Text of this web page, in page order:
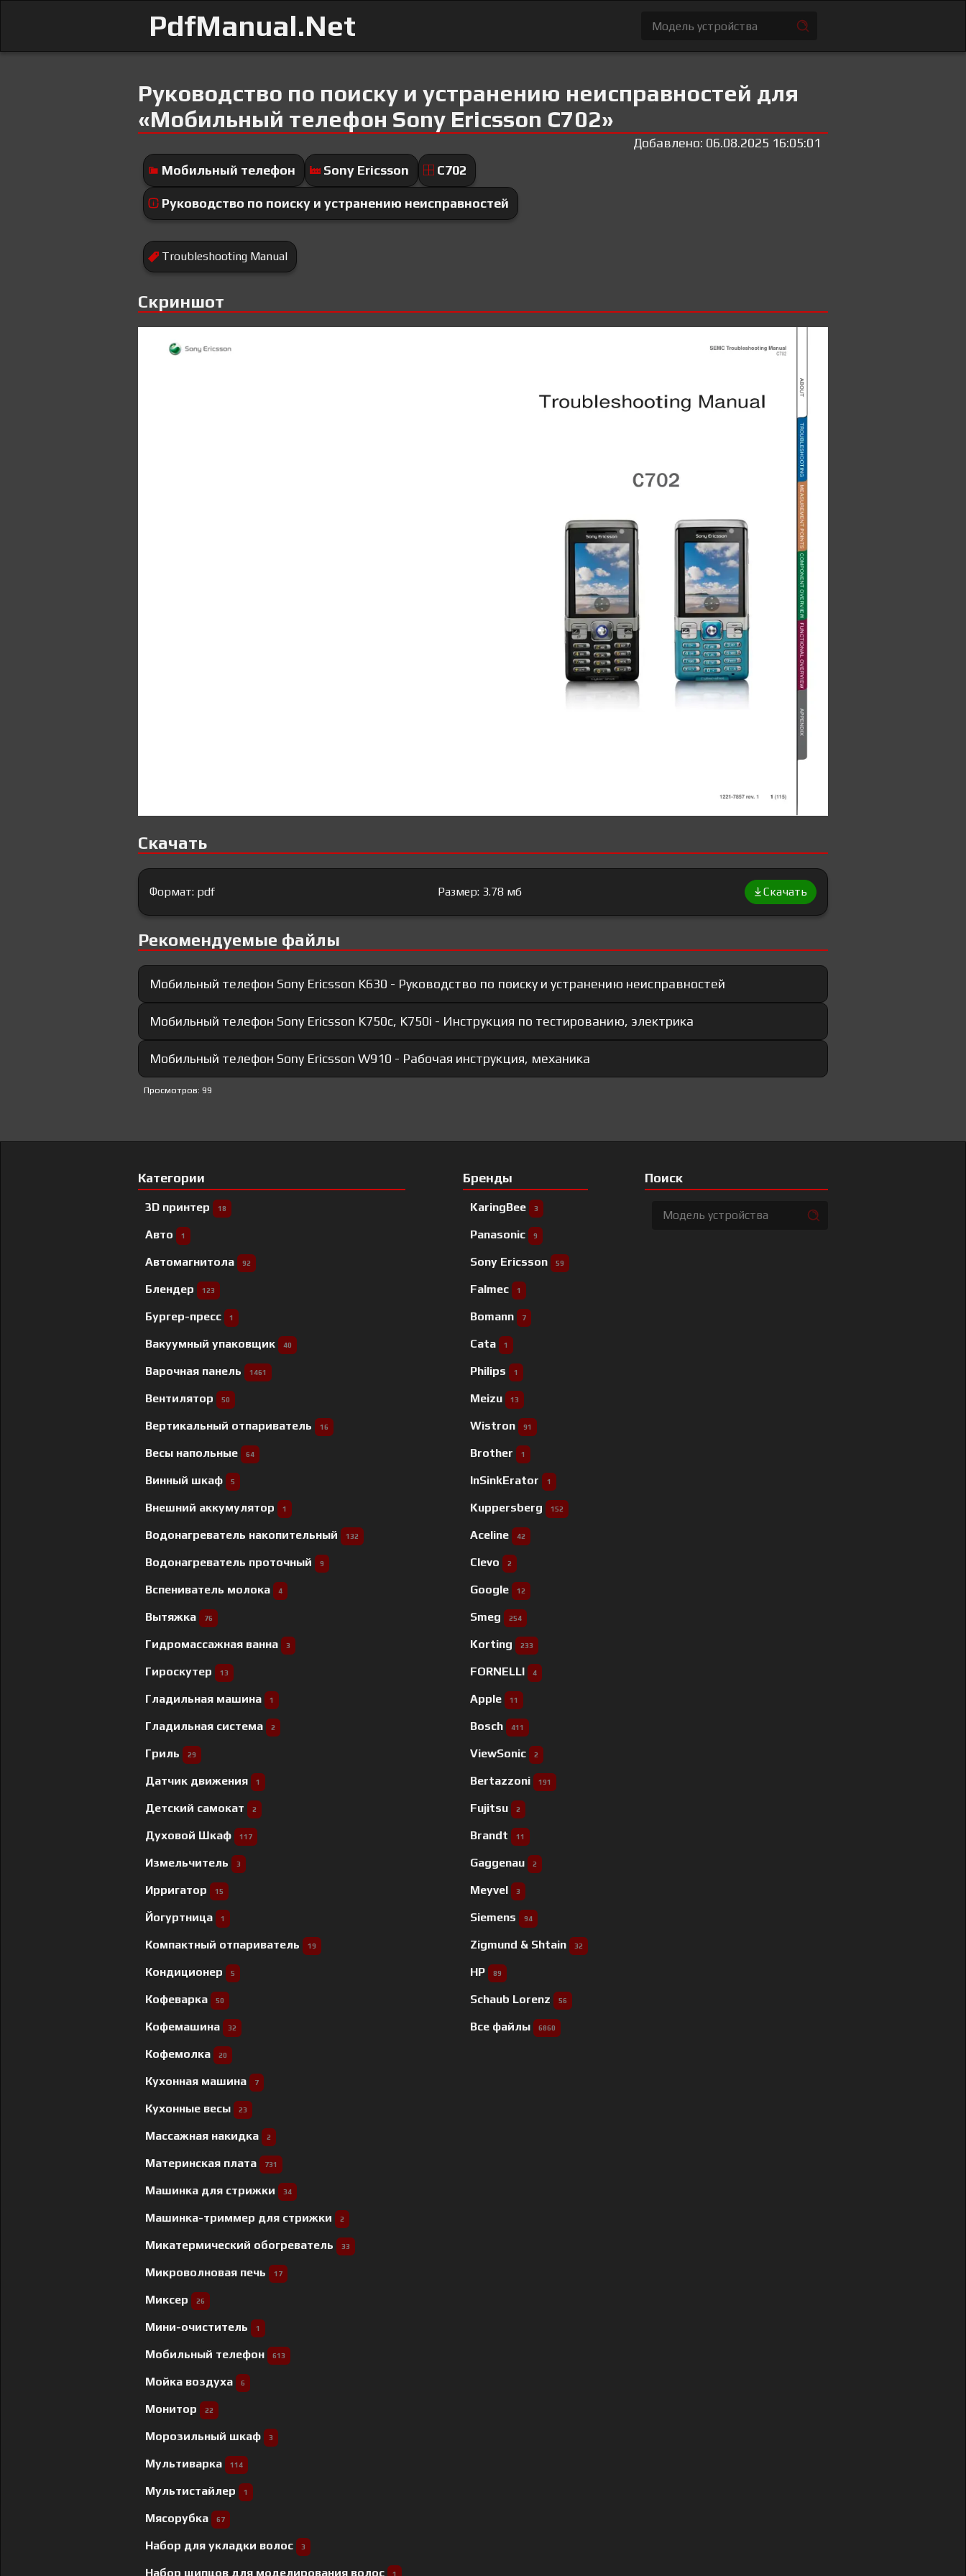
PdfManual.Net
Руководство по поиску и устранению неисправностей для
«Мобильный телефон Sony Ericsson C702»
Добавлено: 06.08.2025 16:05:01
Мобильный телефон
Sony Ericsson C702
Руководство по поиску и устранению неисправностей
Troubleshooting Manual
Скриншот
Скачать
Формат: pdf Размер: 3.78 мб Скачать
Рекомендуемые файлы
Мобильный телефон Sony Ericsson K630 - Руководство по поиску и устранению неисправностей
Мобильный телефон Sony Ericsson K750c, K750i - Инструкция по тестированию, электрика
Мобильный телефон Sony Ericsson W910 - Рабочая инструкция, механика
Просмотров: 99
Категории
3D принтер 18
Авто 1
Автомагнитола 92
Блендер 123
Бургер-пресс 1
Вакуумный упаковщик 40
Варочная панель 1461
Вентилятор 50
Вертикальный отпариватель 16
Весы напольные 64
Винный шкаф 5
Внешний аккумулятор 1
Водонагреватель накопительный 132
Водонагреватель проточный 9
Вспениватель молока 4
Вытяжка 76
Гидромассажная ванна 3
Гироскутер 13
Гладильная машина 1
Гладильная система 2
Гриль 29
Датчик движения 1
Детский самокат 2
Духовой Шкаф 117
Измельчитель 3
Ирригатор 15
Йогуртница 1
Компактный отпариватель 19
Кондиционер 5
Кофеварка 50
Кофемашина 32
Кофемолка 20
Кухонная машина 7
Кухонные весы 23
Массажная накидка 2
Материнская плата 731
Машинка для стрижки 34
Машинка-триммер для стрижки 2
Микатермический обогреватель 33
Микроволновая печь 17
Миксер 26
Мини-очиститель 1
Мобильный телефон 613
Мойка воздуха 6
Монитор 22
Морозильный шкаф 3
Мультиварка 114
Мультистайлер 1
Мясорубка 67
Набор для укладки волос 3
Набор щипцов для моделирования волос 1
Бренды
KaringBee 3
Panasonic 9
Sony Ericsson 59
Falmec 1
Bomann 7
Cata 1
Philips 1
Meizu 13
Wistron 91
Brother 1
InSinkErator 1
Kuppersberg 152
Aceline 42
Clevo 2
Google 12
Smeg 254
Korting 233
FORNELLI 4
Apple 11
Bosch 411
ViewSonic 2
Bertazzoni 191
Fujitsu 2
Brandt 11
Gaggenau 2
Meyvel 3
Siemens 94
Zigmund & Shtain 32
HP 89
Schaub Lorenz 56
Все файлы 6860
Поиск